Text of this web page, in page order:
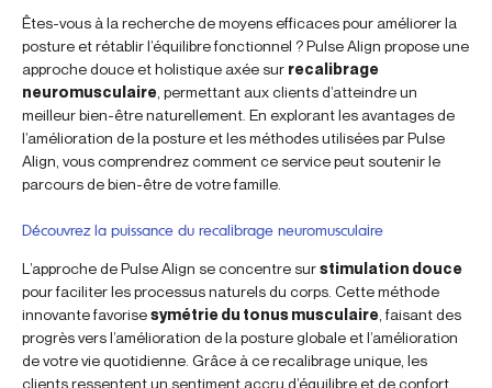
Êtes-vous à la recherche de moyens efficaces pour améliorer la
posture et rétablir l’équilibre fonctionnel ? Pulse Align propose une
approche douce et holistique axée sur recalibrage
neuromusculaire , permettant aux clients d’atteindre un
meilleur bien-être naturellement. En explorant les avantages de
l’amélioration de la posture et les méthodes utilisées par Pulse
Align, vous comprendrez comment ce service peut soutenir le
parcours de bien-être de votre famille.
Découvrez la puissance du recalibrage neuromusculaire
L’approche de Pulse Align se concentre surstimulation douce
pour faciliter les processus naturels du corps. Cette méthode
innovante favorisesymétrie du tonus musculaire , faisant des
progrès vers l’amélioration de la posture globale et l’amélioration
de votre vie quotidienne. Grâce à ce recalibrage unique, les
clients ressentent un sentiment accru d’équilibre et de confort,